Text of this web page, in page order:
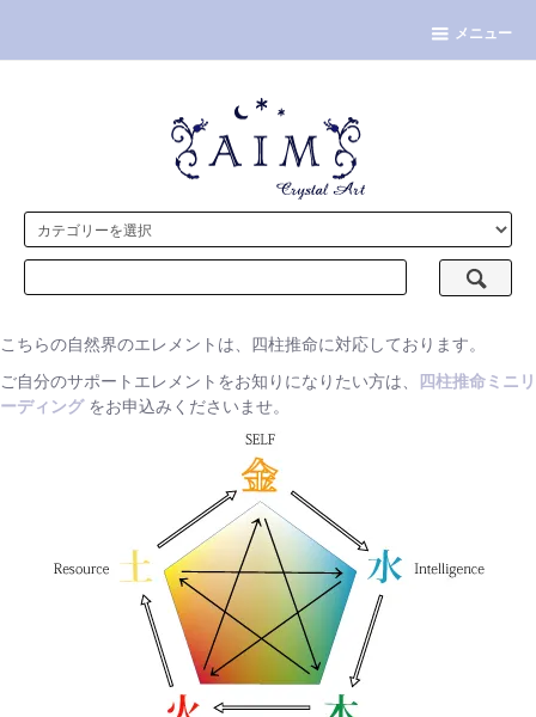
メニュー
こちらの自然界のエレメントは、四柱推命に対応しております。
ご自分のサポートエレメントをお知りになりたい方は、
四柱推命ミニリ
ーディングをお申込みくださいませ。